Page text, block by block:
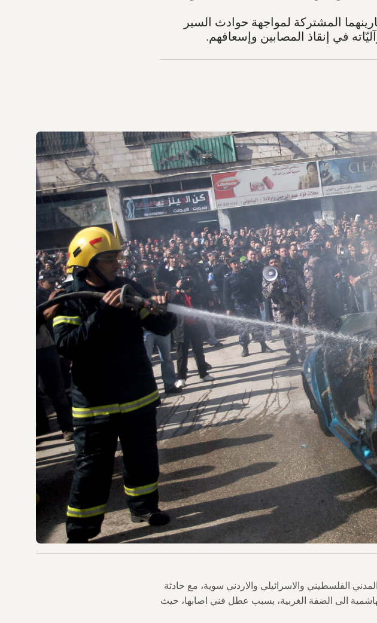
المشتركة لمواجهة حوادث السير
في إنقاذ المصابين وإسعافهم.
الفلسطيني والاسرائيلي والاردني سوية، مع حادثة
الى الضفة الغربية، بسبب عطل فني اصابها، حيث